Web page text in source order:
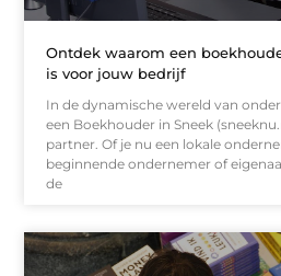
Ontdek waarom een
is voor jouw bedrijf
In de dynamische wereld van
een Boekhouder in Sneek
partner. Of je nu een lokale
beginnende ondernemer of
de